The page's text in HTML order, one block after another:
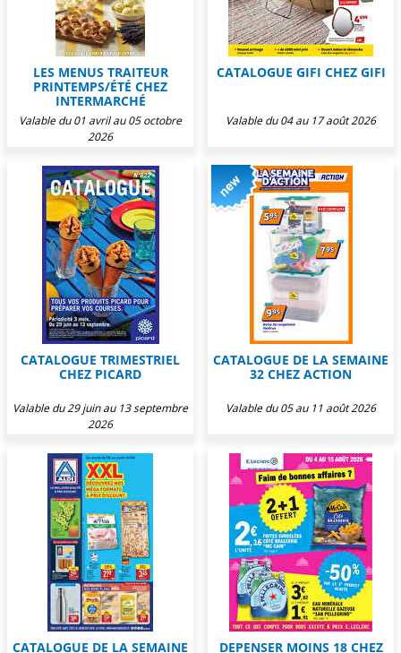
LES MENUS TRAITEUR
PRINTEMPS/ÉTÉ CHEZ
INTERMARCHÉ
Valable du 01 avril au 05 octobre
2026
CATALOGUE GIFI CHEZ GIFI
Valable du 04 au 17 août 2026
CATALOGUE TRIMESTRIEL
CHEZ PICARD
Valable du 29 juin au 13 septembre
2026
CATALOGUE DE LA SEMAINE
32 CHEZ ACTION
Valable du 05 au 11 août 2026
CATALOGUE DE LA SEMAINE
DEPENSER MOINS 18 CHEZ